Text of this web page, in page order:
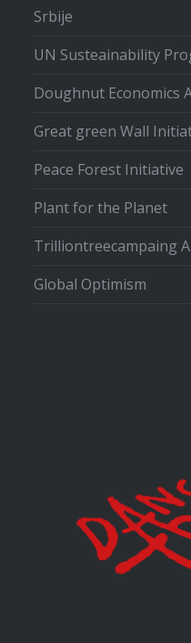
Srbije
UN Susteainability
Doughnut Economics
Great green Wall
Peace Forest Initiative
Plant for the Planet
Trilliontreecampaing
Global Optimism